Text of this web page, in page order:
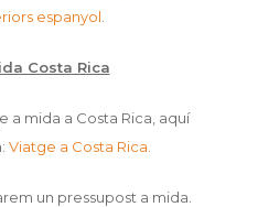
espanyol
Costa Rica
a mida a Costa Rica, aquí
Viatge a Costa Rica.
un pressupost a mida.